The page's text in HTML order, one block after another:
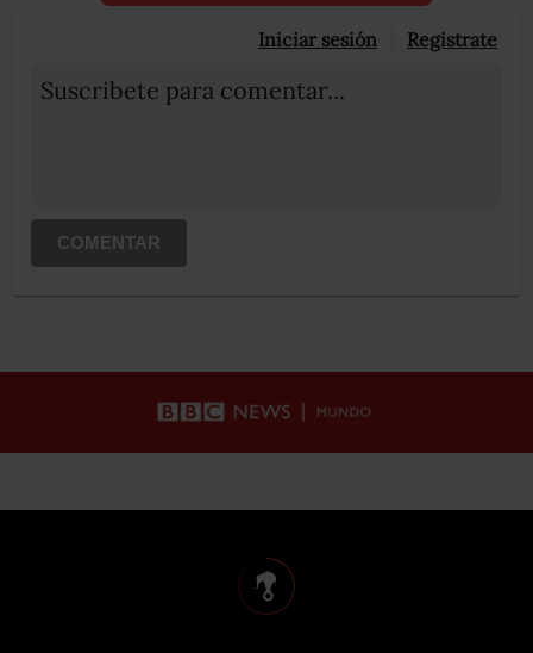
Iniciar sesión Registrate
Suscribete para comentar...
COMENTAR